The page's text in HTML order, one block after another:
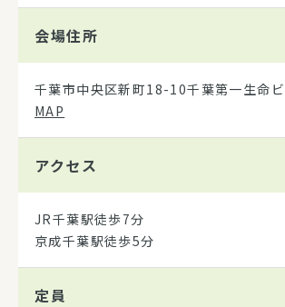
会場住所
千葉市中央区新町18-10千葉第一生命
MAP
アクセス
JR千葉駅徒歩7分
京成千葉駅徒歩5分
定員